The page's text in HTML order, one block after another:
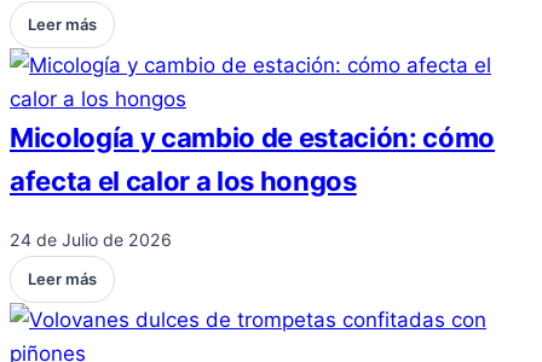
Leer más
Micología y cambio de estación: cómo
afecta el calor a los hongos
24 de Julio de 2026
Leer más